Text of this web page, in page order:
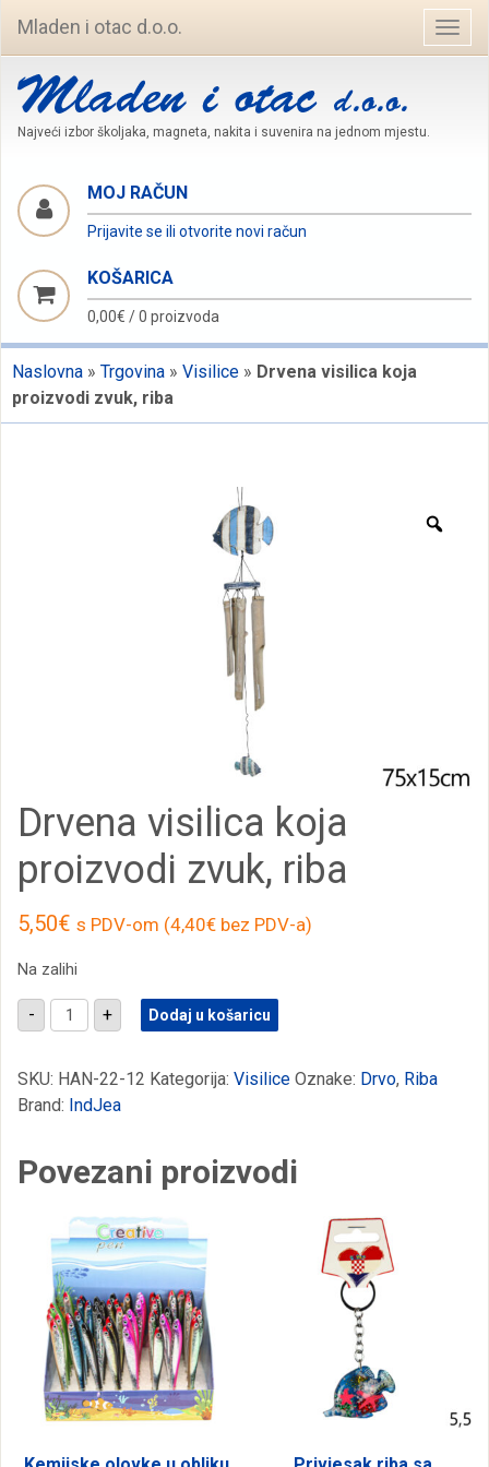
Mladen i otac d.o.o.
Najveći izbor školjaka, magneta, nakita i suvenira na jednom mjestu.
MOJ RAČUN
Prijavite se ili otvorite novi račun
KOŠARICA
0,00€ /0 proizvoda
Naslovna » Trgovina » Visilice » Drvena visilica koja
proizvodi zvuk, riba
Drvena visilica koja
proizvodi zvuk, riba
5,50€ s PDV-om (4,40€ bez PDV-a)
Na zalihi
-
Drvena
visilica
zvuk,
riba
količina
+ Dodaj u košaricu
SKU: HAN-22-12 Kategorija: Visilice Oznake: Drvo, Riba
Brand: IndJea
Povezani proizvodi